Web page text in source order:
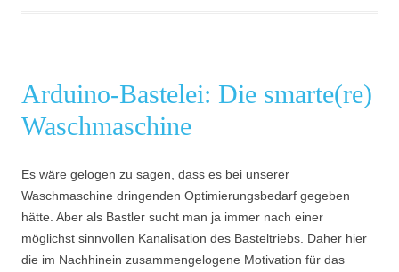
Arduino-Bastelei: Die smarte(re)
Waschmaschine
Es wäre gelogen zu sagen, dass es bei unserer
Waschmaschine dringenden Optimierungsbedarf gegeben
hätte. Aber als Bastler sucht man ja immer nach einer
möglichst sinnvollen Kanalisation des Basteltriebs. Daher hier
die im Nachhinein zusammengelogene Motivation für das